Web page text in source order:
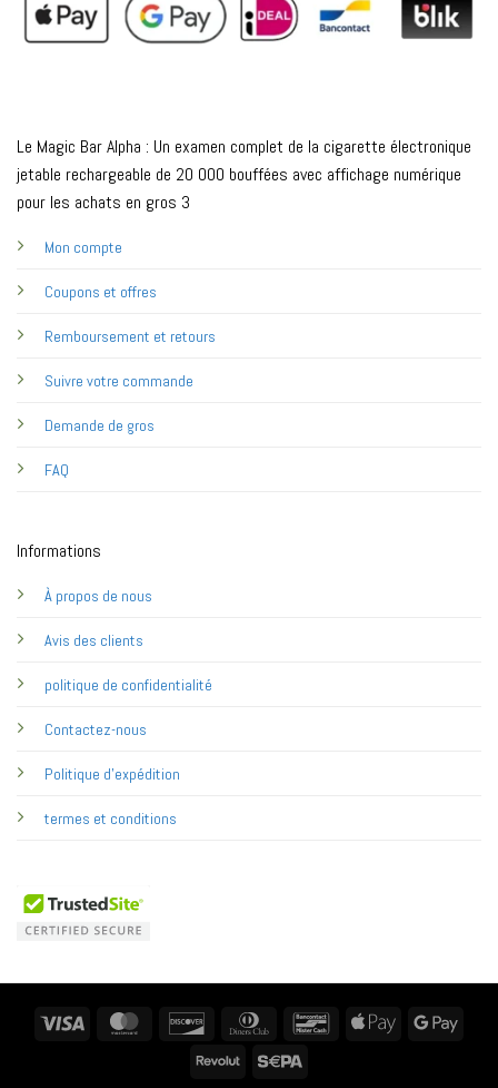
Le Magic Bar Alpha : Un examen complet de la cigarette électronique
jetable rechargeable de 20 000 bouffées avec affichage numérique
pour les achats en gros 3
Mon compte
Coupons et offres
Remboursement et retours
Suivre votre commande
Demande de gros
FAQ
Informations
À propos de nous
Avis des clients
politique de confidentialité
Contactez-nous
Politique d'expédition
termes et conditions
Visa MasterCard Discover
Dinners
BancontactApple
Revolut